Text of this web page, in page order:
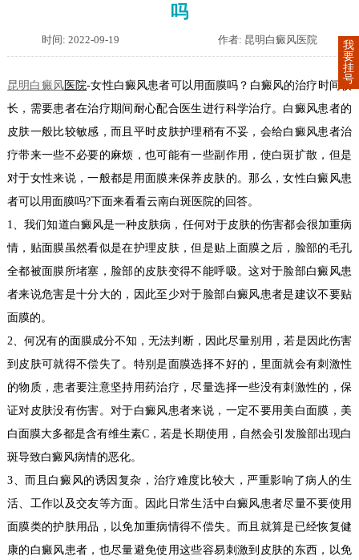
吗
时间: 2022-09-19 作者: 昆明白癜风医院
昆明白癜风医院-女性白癜风患者可以用面膜吗？白癜风的治疗时间较
长，需要患者在治疗期间耐心配合医生进行科学治疗。白癜风患者的
皮肤一般比较敏感，而且平时皮肤护理稍有不妥，会给白癜风患者治
疗带来一些不必要的麻烦，也可能有一些副作用，使白斑扩散，但是
对于女性来说，一般都是用面膜来保养皮肤的。那么，女性白癜风患
者可以用面膜吗?下面来看看云南白斑医院的回答。
1、我们知道白癜风是一种皮肤病，任何对于皮肤的伤害都会很加重病
情，贴面膜虽然看似是在护理皮肤，但是贴上面膜之后，脸部的毛孔
全都被面膜所堵塞，脸部的皮肤变得不能呼吸。这对于脸部白癜风患
者来说危害是十分大的，因此至少对于脸部白癜风患者是建议不要贴
面膜的。
2、何况有的面膜成分不知，无法判断，因此尽量别用，若是因此伤害
到皮肤可就得不偿失了。特别是面膜选择不好的，里面就会有刺激性
的物质，患者要注意坚持用药治疗，尽量选择一些没有刺激性的，保
证对皮肤没有伤害。对于白癜风患者来说，一定不要用美白面膜，美
白面膜大多都是含有维生素C，若是长期使用，自然会引发脸部出现白
斑导致白癜风病情的恶化。
3、而且白癜风的诱因复杂，治疗难度比较大，严重影响了病人的生
活、工作以及交友等方面。因此日常生活中白癜风患者尽量不要使用
面膜类的护肤用品，以免加重病情得不偿失。而且就算是已经恢复健
康的白癜风患者，也尽量避免使用这些容易刺激到皮肤的东西，以免
我
要
挂
号